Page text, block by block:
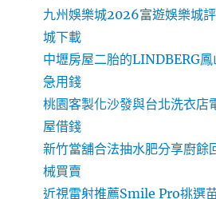
九州娛樂城2026富遊娛樂城
城下載
中壢房屋二胎的LINDBERG
急用錢
桃園客製化沙發與台北洗衣店
屋借錢
新竹當舖合法抽水肥分享廚餘
械買賣
近視雷射推薦Smile Pro挑選